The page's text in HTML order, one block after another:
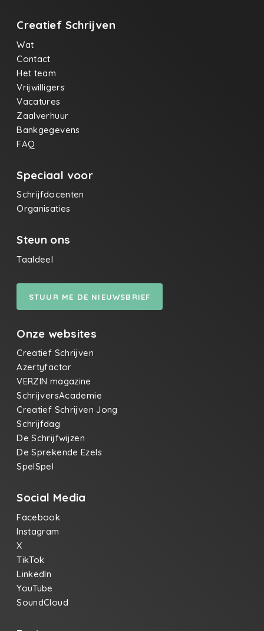
Creatief Schrijven
Wat
Contact
Het team
Vrijwilligers
Vacatures
Zaalverhuur
Bankgegevens
FAQ
Speciaal voor
Schrijfdocenten
Organisaties
Steun ons
Taaldeel
STUUR ME DE NIEUWSBRIEF
Onze websites
Creatief Schrijven
Azertyfactor
VERZIN magazine
SchrijversAcademie
Creatief Schrijven Jong
Schrijfdag
De Schrijfwijzen
De Sprekende Ezels
SpelSpel
Social Media
Facebook
Instagram
X
TikTok
LinkedIn
YouTube
SoundCloud